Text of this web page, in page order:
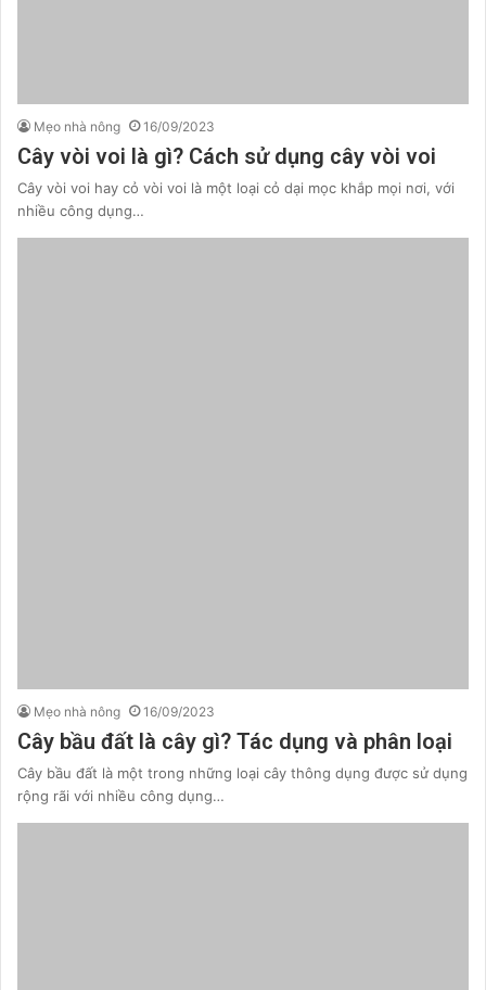
Mẹo nhà nông 16/09/2023
Cây vòi voi là gì? Cách sử dụng cây vòi voi
Cây vòi voi hay cỏ vòi voi là một loại cỏ dại mọc khắp mọi nơi, với
nhiều công dụng…
Mẹo nhà nông 16/09/2023
Cây bầu đất là cây gì? Tác dụng và phân loại
Cây bầu đất là một trong những loại cây thông dụng được sử dụng
rộng rãi với nhiều công dụng…